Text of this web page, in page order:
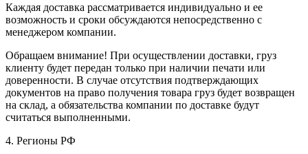
Каждая доставка рассматривается индивидуально и ее
возможность и сроки обсуждаются непосредственно с
менеджером компании.
Обращаем внимание! При осуществлении доставки, груз
клиенту будет передан только при наличии печати или
доверенности. В случае отсутствия подтверждающих
документов на право получения товара груз будет возвращен
на склад, а обязательства компании по доставке будут
считаться выполненными.
4. Регионы РФ